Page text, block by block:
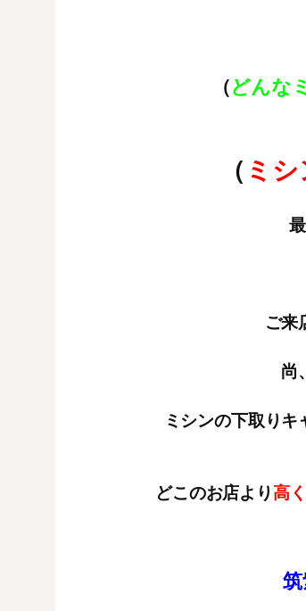
（どんな
（ ミ
ご来
尚
ミシンの下取り
どこのお店より高